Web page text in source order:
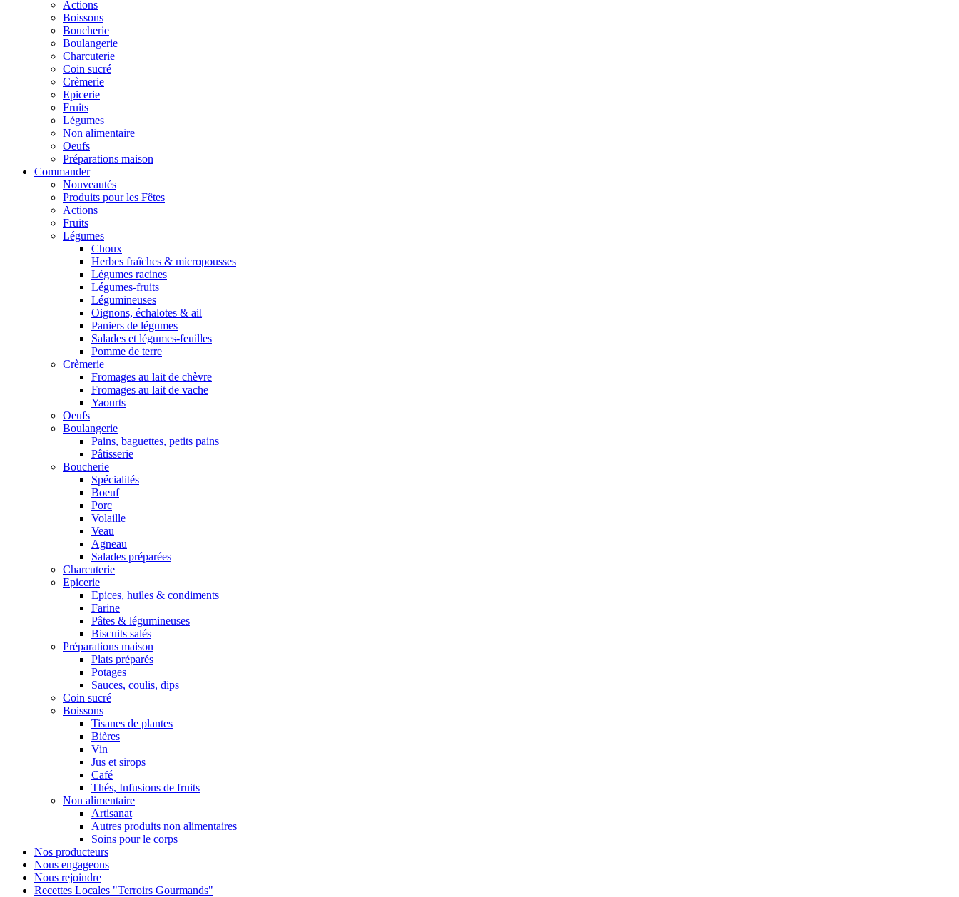
Actions
Boissons
Boucherie
Boulangerie
Charcuterie
Coin sucré
Crèmerie
Epicerie
Fruits
Légumes
Non alimentaire
Oeufs
Préparations maison
Commander
Nouveautés
Produits pour les Fêtes
Actions
Fruits
Légumes
Choux
Herbes fraîches & micropousses
Légumes racines
Légumes-fruits
Légumineuses
Oignons, échalotes & ail
Paniers de légumes
Salades et légumes-feuilles
Pomme de terre
Crèmerie
Fromages au lait de chèvre
Fromages au lait de vache
Yaourts
Oeufs
Boulangerie
Pains, baguettes, petits pains
Pâtisserie
Boucherie
Spécialités
Boeuf
Porc
Volaille
Veau
Agneau
Salades préparées
Charcuterie
Epicerie
Epices, huiles & condiments
Farine
Pâtes & légumineuses
Biscuits salés
Préparations maison
Plats préparés
Potages
Sauces, coulis, dips
Coin sucré
Boissons
Tisanes de plantes
Bières
Vin
Jus et sirops
Café
Thés, Infusions de fruits
Non alimentaire
Artisanat
Autres produits non alimentaires
Soins pour le corps
Nos producteurs
Nous engageons
Nous rejoindre
Recettes Locales "Terroirs Gourmands"